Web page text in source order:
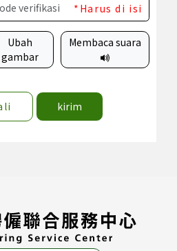
*Harus di isi
Ubah
gambar
Membaca suara
kirim